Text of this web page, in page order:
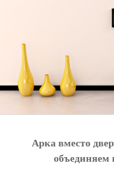
Арка вместо
объединяем